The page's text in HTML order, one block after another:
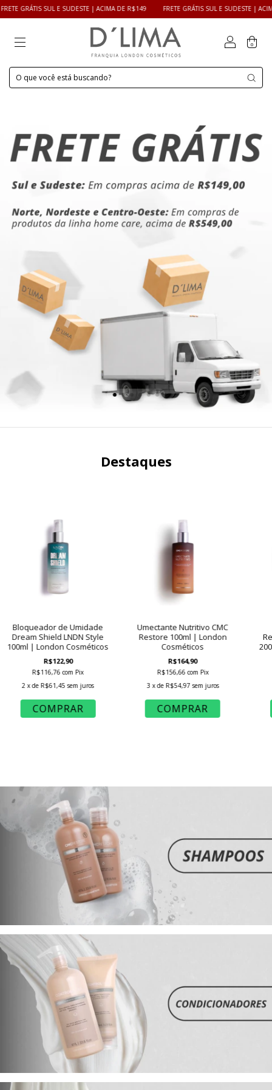
SUL E SUDESTE | ACIMA DE R$149 FRETE GRÁTIS SUL E SUDESTE | ACIMA DE R$149
0
Destaques
Bloqueador de Umidade
Dream Shield LNDN Style
100ml | London Cosméticos
R$122,90
R$116,76com Pix
2 x de R$61,45 sem juros
Umectante Nutritivo CMC
Restore 100ml | London
Cosméticos
R$164,90
R$156,66com Pix
3 x de R$54,97 sem juros